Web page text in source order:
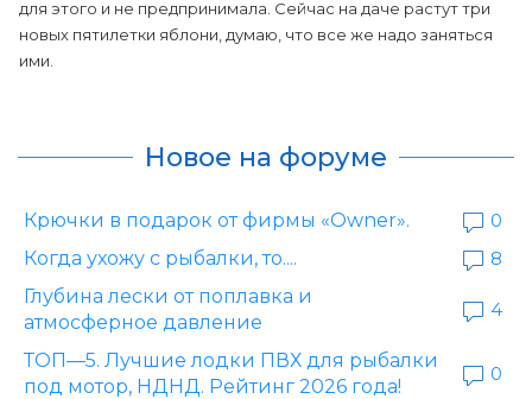
для этого и не предпринимала. Сейчас на даче растут три
новых пятилетки яблони, думаю, что все же надо заняться
ими.
Новое на форуме
Крючки в подарок от фирмы «Owner».
0
Когда ухожу с рыбалки, то....
8
Глубина лески от поплавка и
атмосферное давление
4
ТОП—5. Лучшие лодки ПВХ для рыбалки
под мотор, НДНД. Рейтинг 2026 года!
0